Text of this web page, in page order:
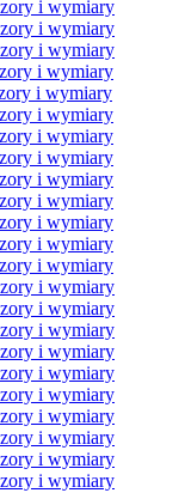
i wymiary
i wymiary
i wymiary
i wymiary
i wymiary
i wymiary
i wymiary
i wymiary
i wymiary
i wymiary
i wymiary
i wymiary
i wymiary
i wymiary
i wymiary
i wymiary
i wymiary
i wymiary
i wymiary
i wymiary
i wymiary
i wymiary
i wymiary